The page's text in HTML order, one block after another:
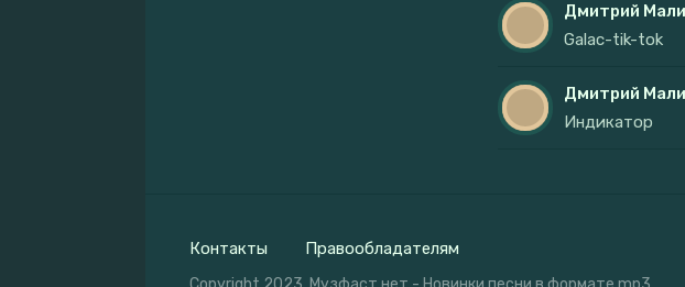
Дмитрий
Galac-tik-tok
Дмитрий
Индикатор
Контакты Правообладателям